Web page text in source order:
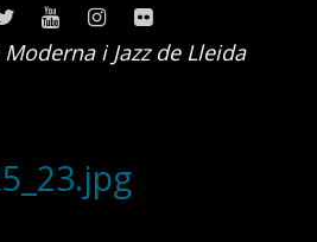
i Jazz de Lleida